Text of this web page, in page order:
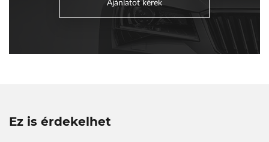
Ajánlatot kérek
Ez is érdekelhet